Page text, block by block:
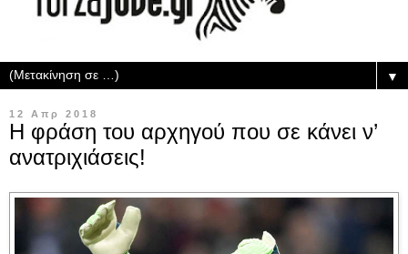
▼
12 Απρ 2018
Η φράση του αρχηγού που σε κάνει ν’
ανατριχιάσεις!